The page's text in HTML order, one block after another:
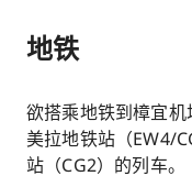
地铁
欲搭乘地铁到樟宜
美拉地铁站（EW4/
站（CG2）的列车。